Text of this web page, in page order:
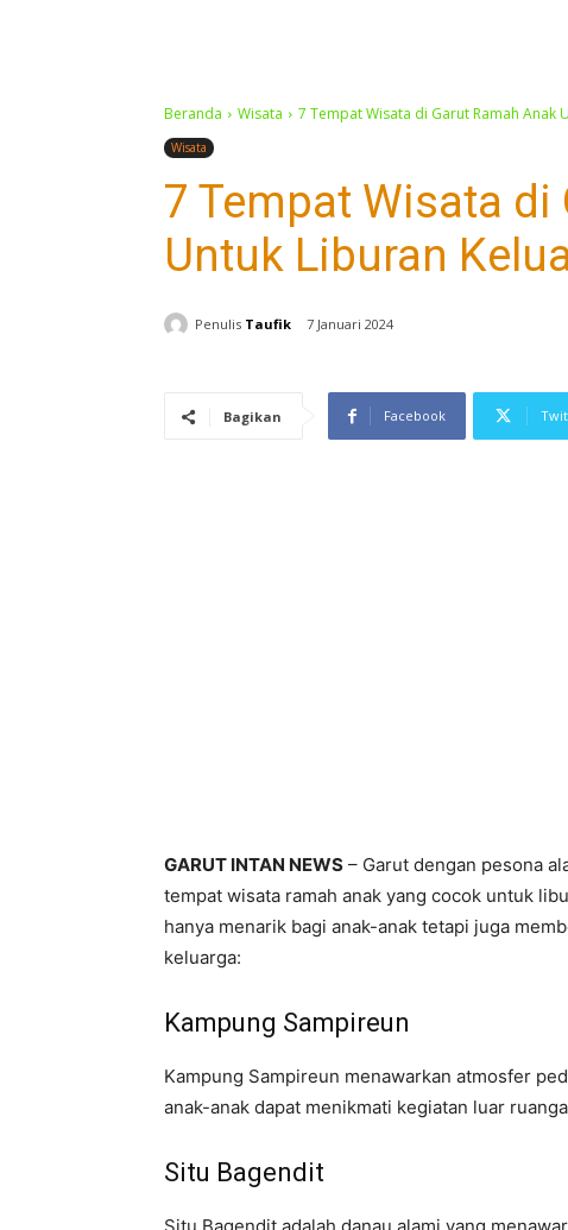
Beranda Wisata 7 Tempat Wisata di Garut Ramah Anak
Wisata
7 Tempat Wisata
Untuk Liburan
Penulis Taufik 7 Januari 2024
Bagikan Facebook
GARUT INTAN NEWS – Garut dengan pesona
tempat wisata ramah anak yang cocok untuk
hanya menarik bagi anak-anak tetapi juga
keluarga:
Kampung Sampireun
Kampung Sampireun menawarkan atmosfer
anak-anak dapat menikmati kegiatan luar
Situ Bagendit